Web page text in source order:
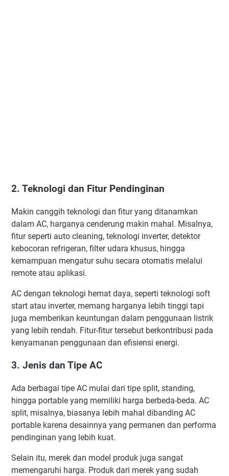
2. Teknologi dan Fitur Pendinginan
Makin canggih teknologi dan fitur yang ditanamkan
dalam AC, harganya cenderung makin mahal. Misalnya,
fitur seperti auto cleaning, teknologi inverter, detektor
kebocoran refrigeran, filter udara khusus, hingga
kemampuan mengatur suhu secara otomatis melalui
remote atau aplikasi.
AC dengan teknologi hemat daya, seperti teknologi soft
start atau inverter, memang harganya lebih tinggi tapi
juga memberikan keuntungan dalam penggunaan listrik
yang lebih rendah. Fitur-fitur tersebut berkontribusi pada
kenyamanan penggunaan dan efisiensi energi.
3. Jenis dan Tipe AC
Ada berbagai tipe AC mulai dari tipe split, standing,
hingga portable yang memiliki harga berbeda-beda. AC
split, misalnya, biasanya lebih mahal dibanding AC
portable karena desainnya yang permanen dan performa
pendinginan yang lebih kuat.
Selain itu, merek dan model produk juga sangat
memengaruhi harga. Produk dari merek yang sudah